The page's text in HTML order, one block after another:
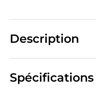
Description
Spécifications